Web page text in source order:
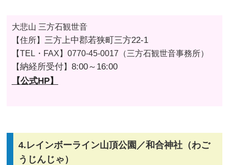
大悲山 三方石観世音
【住所】 三方上中郡若狭町三方22-1
【TEL・FAX】 0770-45-0017（三方石観世音事務所）
【納経所受付】 8:00～16:00
【公式HP】
4.レインボーライン山頂公園／和合神社（わご
うじんじゃ）